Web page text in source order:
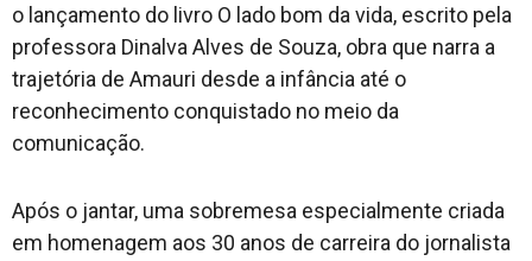
o lançamento do livro O lado bom da vida, escrito pela
professora Dinalva Alves de Souza, obra que narra a
trajetória de Amauri desde a infância até o
reconhecimento conquistado no meio da
comunicação.
Após o jantar, uma sobremesa especialmente criada
em homenagem aos 30 anos de carreira do jornalista